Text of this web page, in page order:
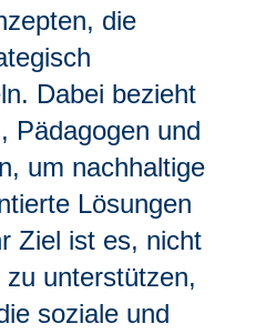
die
Dabei bezieht
Pädagogen und
um nachhaltige
Lösungen
Ziel ist es, nicht
unterstützen,
soziale und